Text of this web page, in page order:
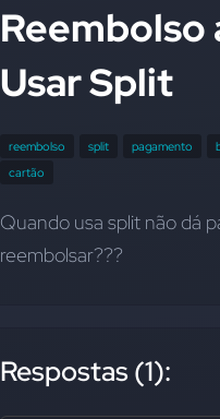
Reembolso
Usar Split
reembolso split pagamento
cartão
Quando usa split não dá
reembolsar???
Respostas (1):